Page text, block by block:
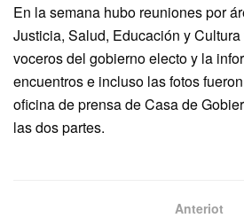
En la semana hubo reuniones por
Justicia, Salud, Educación y
voceros del gobierno electo y la
encuentros e incluso las fotos
oficina de prensa de Casa de
las dos partes.
Anteriot